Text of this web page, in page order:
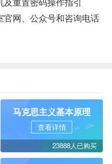
网、公众号和咨询电话
马克思主义基本原理
查看详情
23888人已购买